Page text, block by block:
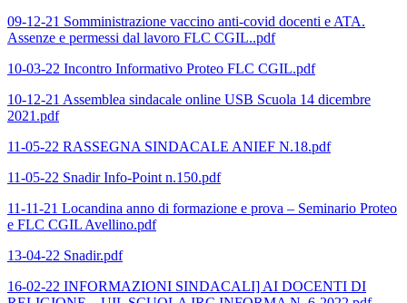
09-12-21 Somministrazione vaccino anti-covid docenti e ATA.
Assenze e permessi dal lavoro FLC CGIL..pdf
10-03-22 Incontro Informativo Proteo FLC CGIL.pdf
10-12-21 Assemblea sindacale online USB Scuola 14 dicembre
2021.pdf
11-05-22 RASSEGNA SINDACALE ANIEF N.18.pdf
11-05-22 Snadir Info-Point n.150.pdf
11-11-21 Locandina anno di formazione e prova – Seminario Proteo
e FLC CGIL Avellino.pdf
13-04-22 Snadir.pdf
16-02-22 INFORMAZIONI SINDACALI] AI DOCENTI DI